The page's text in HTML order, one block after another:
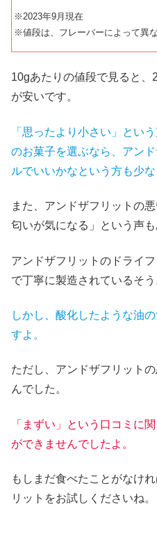
※2023年9月現在
※値段は、フレーバーによって異
10gあたりの値段で見ると
が安いです。
「思ったより小さい」とい
のお菓子を選ぶなら、アン
ルでいいかなという方も少な
また、アンドザフリットの
匂いが気になる」という声も
アンドザフリットのドライ
で丁寧に製造されているそう
しかし、酸化したような油
すよ。
ただし、アンドザフリット
んでした。
「まずい」という口コミに
ができませんでしたよ。
もしまだ食べたことがなけ
リットをお試しくださいね。